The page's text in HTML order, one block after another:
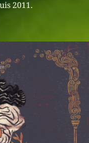
2011.